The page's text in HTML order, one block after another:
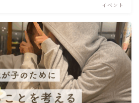
イベント